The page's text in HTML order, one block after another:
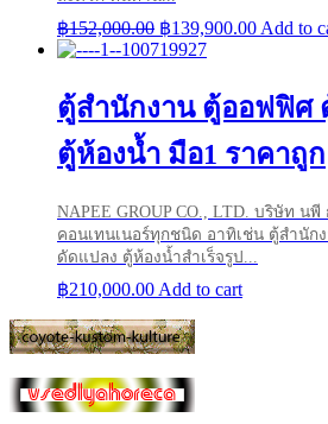
฿152,000.00 Original
price
฿152,000.00.
฿139,900.00Current
฿
Add to
ตู้สำนักงาน ตู้ออฟฟิศ
ตู้ห้องน้ำ มือ1 ราคาถูก
NAPEE GROUP CO., LTD. บริษัท น
คอนเทนเนอร์ทุกชนิด อาทิเช่น ตู้สำนัก
ดัดแปลง ตู้ห้องน้ำสำเร็จรูป...
฿210,000.00 Add to cart